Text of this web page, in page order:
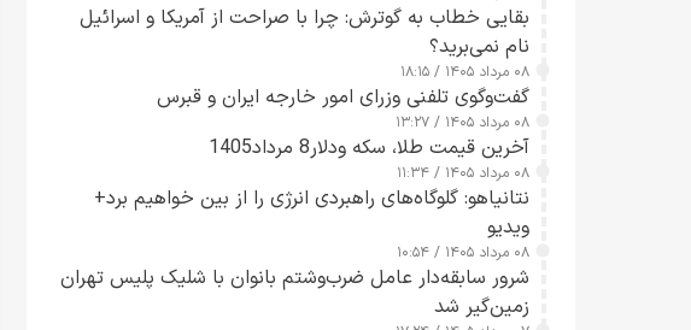
بقایی خطاب به گوترش: چرا با صراحت از آمریکا و اسرائیل
نام نمی‌برید؟
۰۸ مرداد ۱۴۰۵ / ۱۸:۱۵
گفت‌وگوی تلفنی وزرای امور خارجه ایران و قبرس
۰۸ مرداد ۱۴۰۵ / ۱۳:۲۷
آخرین قیمت طلا، سکه ودلار8 مرداد1405
۰۸ مرداد ۱۴۰۵ / ۱۱:۳۴
نتانیاهو: گلوگاه‌های راهبردی انرژی را از بین خواهیم برد+
ویدیو
۰۸ مرداد ۱۴۰۵ / ۱۰:۵۴
شرور سابقه‌دار عامل ضرب‌وشتم بانوان با شلیک پلیس تهران
زمین‌گیر شد